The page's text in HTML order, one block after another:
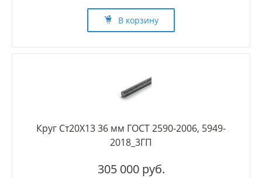
В корзину
Круг Ст20Х13 36 мм ГОСТ 2590-2006, 5949-
2018_3ГП
305 000 руб.